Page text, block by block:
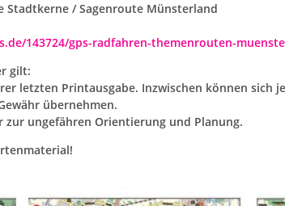
Stadtkerne / Sagenroute Münsterland
143724/gps-radfahren-themenrouten-
gilt:
letzten Printausgabe. Inzwischen können
übernehmen.
zur ungefähren Orientierung und Planung.